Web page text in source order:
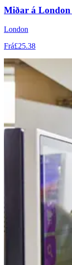
Miðar á London
London
Frá£25.38